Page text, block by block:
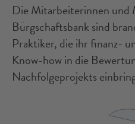
Die Mitarbeiterinnen
Bürgschaftsbank sind
Praktiker, die ihr finanz-
Know-how in die
Nachfolgeprojekts